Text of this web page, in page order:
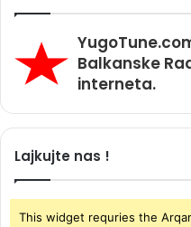
Balkanske
interneta.
Lajkujte nas !
This widget requries the